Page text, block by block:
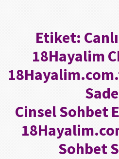
Etiket:
18Hayalim
Cinsel Sohbet
Sohbet